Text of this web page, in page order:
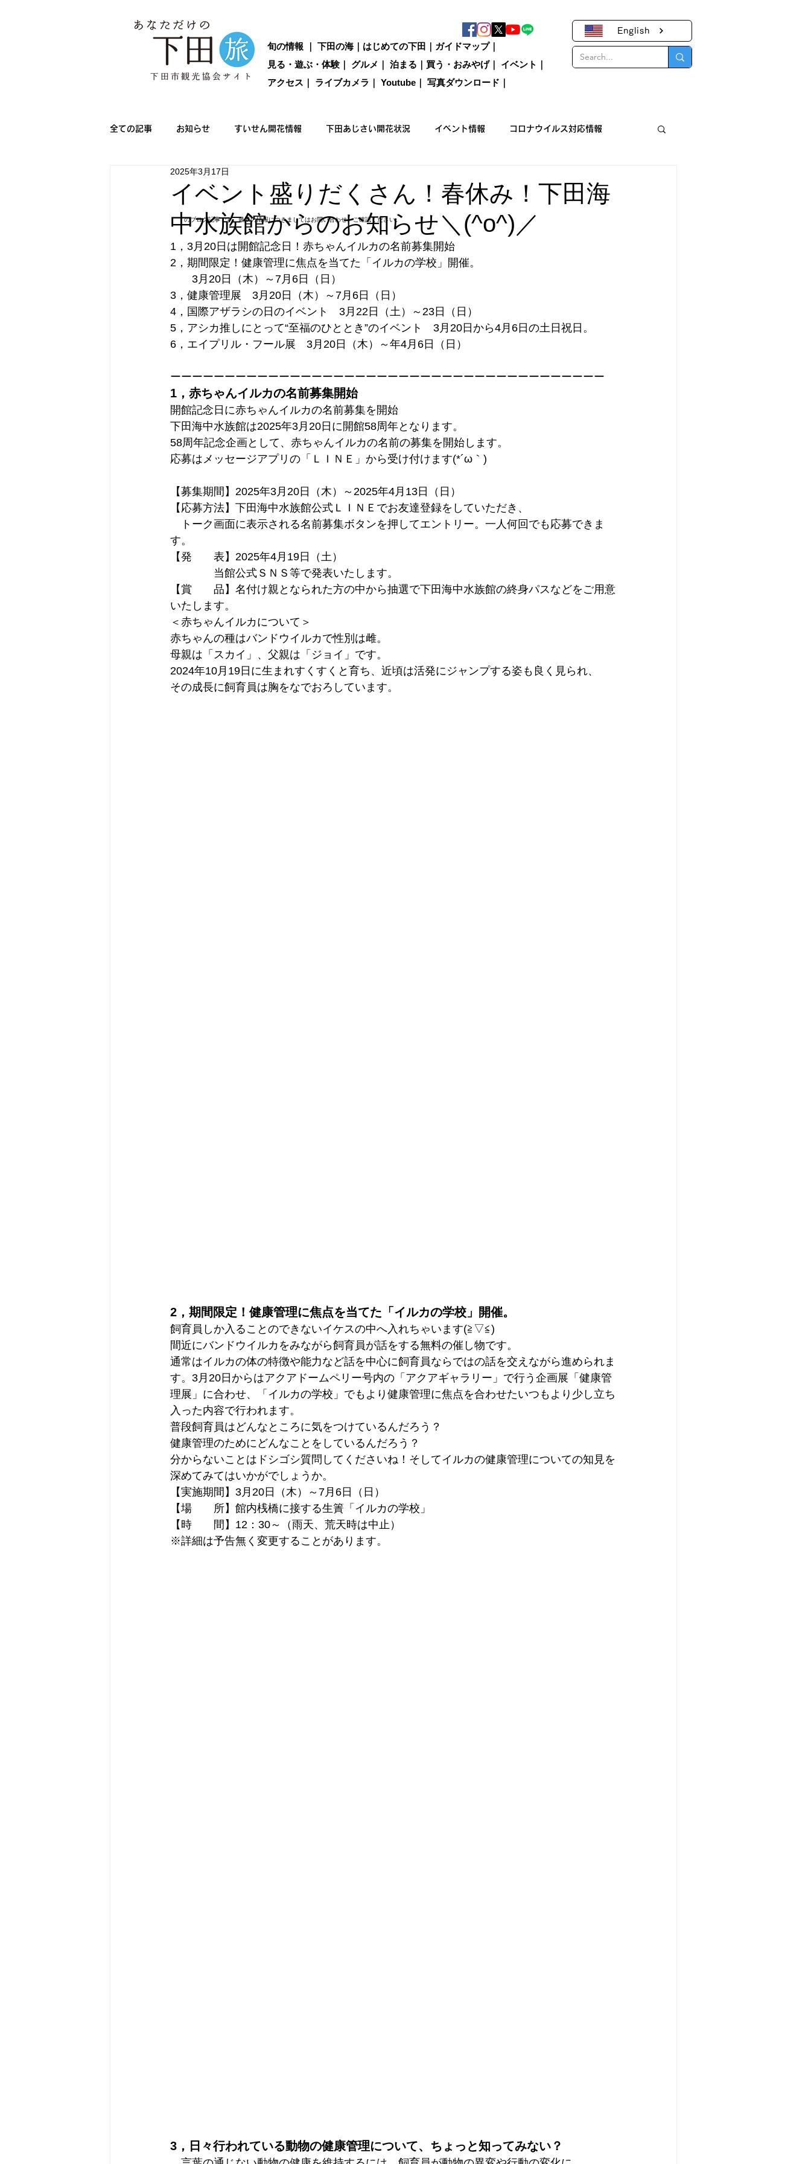
旬の情報 ｜ 下田の海 ｜ はじめての下田 ｜ ガイドマップ｜
見る・遊ぶ・体験｜ グルメ ｜ 泊まる ｜ 買う・おみやげ｜ イベント｜
アクセス ｜ ライブカメラ ｜ Youtube ｜ 写真ダウンロード ｜
English
全ての記事 お知らせ すいせん開花情報 下田あじさい開花状況 イベント情報 コロナウイルス対応情報
メディア情報 きんめ祭り
下田サマーフェスタ ノルディックウォーキング
イベント盛りだくさん！春休み！下田海
中水族館からのお知らせ＼(^o^)／
2025年3月17日
1，3月20日は開館記念日！赤ちゃんイルカの名前募集開始
2，期間限定！健康管理に焦点を当てた「イルカの学校」開催。
3月20日（木）～7月6日（日）
3，健康管理展　3月20日（木）～7月6日（日）
4，国際アザラシの日のイベント　3月22日（土）～23日（日）
5，アシカ推しにとって“至福のひととき”のイベント　3月20日から4月6日の土日祝日。
6，エイプリル・フール展　3月20日（木）～年4月6日（日）
ーーーーーーーーーーーーーーーーーーーーーーーーーーーーーーーーーーーーーーーー
1，赤ちゃんイルカの名前募集開始
開館記念日に赤ちゃんイルカの名前募集を開始
下田海中水族館は2025年3月20日に開館58周年となります。
58周年記念企画として、赤ちゃんイルカの名前の募集を開始します。
応募はメッセージアプリの「ＬＩＮＥ」から受け付けます(*´ω｀)
【募集期間】2025年3月20日（木）～2025年4月13日（日）
【応募方法】下田海中水族館公式ＬＩＮＥでお友達登録をしていただき、
トーク画面に表示される名前募集ボタンを押してエントリー。一人何回でも応募できま
す。
【発　　表】2025年4月19日（土）
当館公式ＳＮＳ等で発表いたします。
【賞　　品】名付け親となられた方の中から抽選で下田海中水族館の終身パスなどをご用意
いたします。
＜赤ちゃんイルカについて＞
赤ちゃんの種はバンドウイルカで性別は雌。
母親は「スカイ」、父親は「ジョイ」です。
2024年10月19日に生まれすくすくと育ち、近頃は活発にジャンプする姿も良く見られ、
その成長に飼育員は胸をなでおろしています。
2，期間限定！健康管理に焦点を当てた「イルカの学校」開催。
飼育員しか入ることのできないイケスの中へ入れちゃいます(≧▽≦)
間近にバンドウイルカをみながら飼育員が話をする無料の催し物です。
通常はイルカの体の特徴や能力など話を中心に飼育員ならではの話を交えながら進められま
す。3月20日からはアクアドームペリー号内の「アクアギャラリー」で行う企画展「健康管
理展」に合わせ、「イルカの学校」でもより健康管理に焦点を合わせたいつもより少し立ち
入った内容で行われます。
普段飼育員はどんなところに気をつけているんだろう？
健康管理のためにどんなことをしているんだろう？
分からないことはドシゴシ質問してくださいね！そしてイルカの健康管理についての知見を
深めてみてはいかがでしょうか。
【実施期間】3月20日（木）～7月6日（日）
【場　　所】館内桟橋に接する生簀「イルカの学校」
【時　　間】12：30～（雨天、荒天時は中止）
※詳細は予告無く変更することがあります。
3，日々行われている動物の健康管理について、ちょっと知ってみない？
のブログ記事です。最新の情報につきましてはお問い合わせ、ご確認ください。